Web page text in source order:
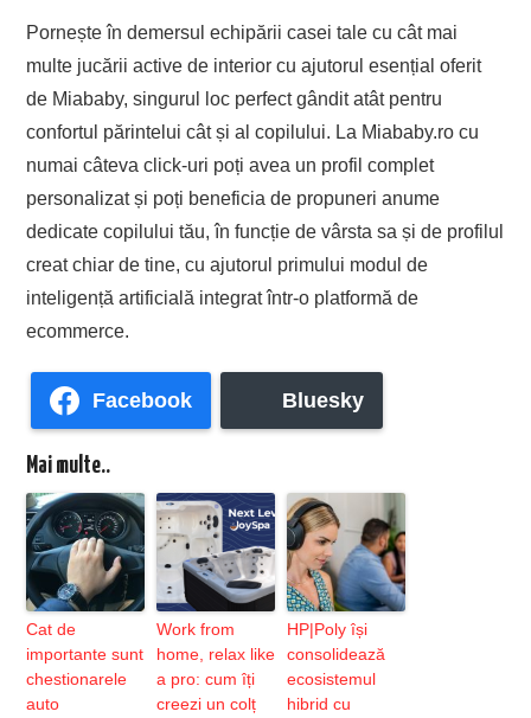
Pornește în demersul echipării casei tale cu cât mai
multe jucării active de interior cu ajutorul esențial oferit
de Miababy, singurul loc perfect gândit atât pentru
confortul părintelui cât și al copilului. La Miababy.ro cu
numai câteva click-uri poți avea un profil complet
personalizat și poți beneficia de propuneri anume
dedicate copilului tău, în funcție de vârsta sa și de profilul
creat chiar de tine, cu ajutorul primului modul de
inteligență artificială integrat într-o platformă de
ecommerce.
Facebook Bluesky
Mai multe..
Cat de
importante sunt
chestionarele
auto
Work from
home, relax like
a pro: cum îți
creezi un colț
HP|Poly își
consolidează
ecosistemul
hibrid cu